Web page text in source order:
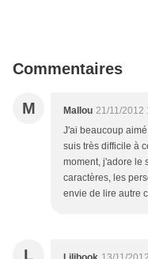
Commentaires
M Mallou 21/11/2012
J'ai beaucoup
suis très difficile à
moment, j'adore le
caractères, les
envie de lire autre
L